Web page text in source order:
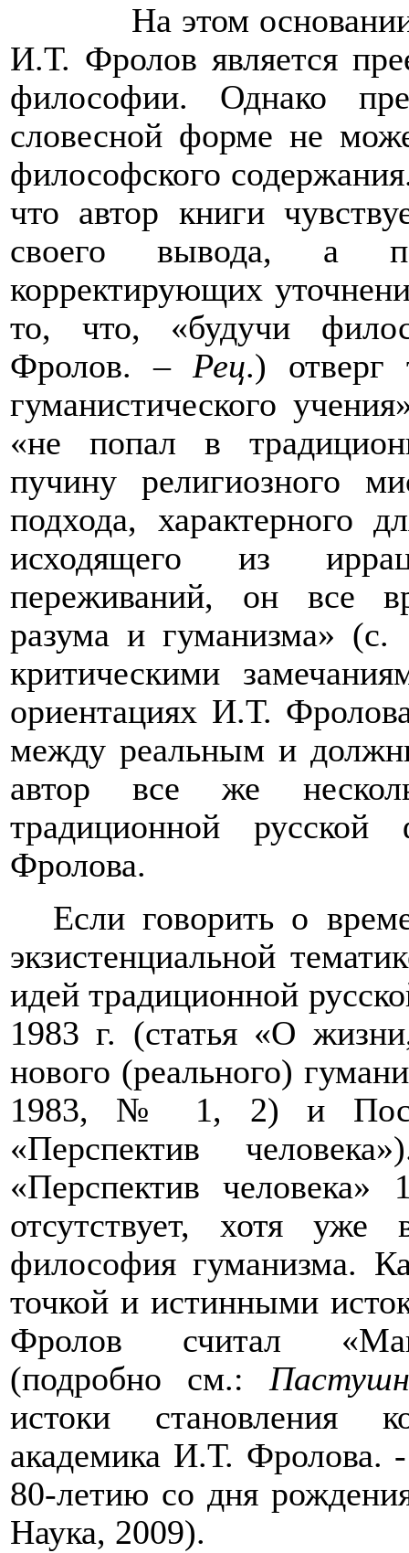
На этом
И.Т. Фролов является
философии. Однако
словесной форме не
философского содержания
что автор книги
своего вывода, а
корректирующих
то, что, «будучи
Фролов. –Рец.) отверг
гуманистического
«не попал в
пучину религиозного
подхода, характерного
исходящего из
переживаний, он все
разума и гуманизма» (с.
критическими
ориентациях И.Т.
между реальным и
автор все же
традиционной русской
Фролова.
Если говорить о
экзистенциальной
идей традиционной
1983 г. (статья «О
нового (реального)
1983, № 1, 2)и
«Перспектив
«Перспектив человека»
отсутствует, хотя уже
философия гуманизма.
точкой и истинными
Фролов считал
(подробно см.:
истоки становления
академика И.Т. Фролова.
80-летию со дня
Наука, 2009).